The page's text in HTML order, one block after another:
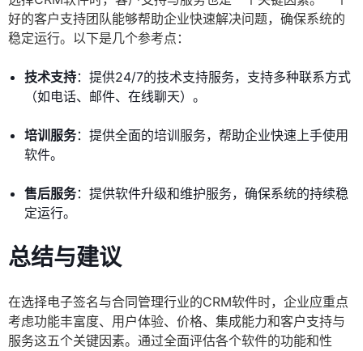
好的客户支持团队能够帮助企业快速解决问题，确保系统的
稳定运行。以下是几个参考点：
技术支持：提供24/7的技术支持服务，支持多种联系方式
（如电话、邮件、在线聊天）。
培训服务：提供全面的培训服务，帮助企业快速上手使用
软件。
售后服务：提供软件升级和维护服务，确保系统的持续稳
定运行。
总结与建议
在选择电子签名与合同管理行业的CRM软件时，企业应重点
考虑功能丰富度、用户体验、价格、集成能力和客户支持与
服务这五个关键因素。通过全面评估各个软件的功能和性